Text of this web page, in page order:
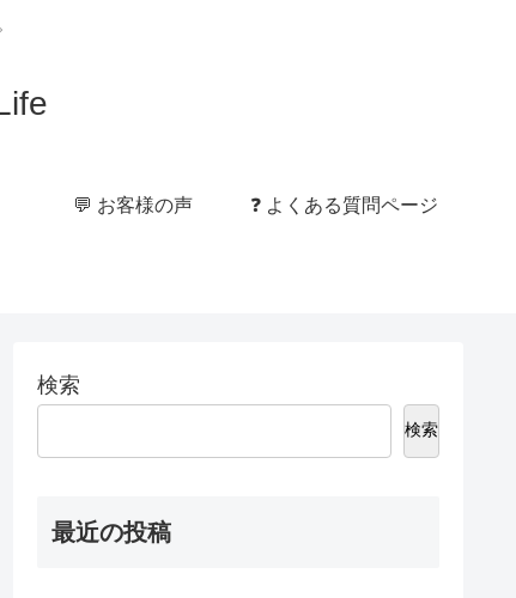
💬 お客様の声 ❓ よくある質問ページ
検索
検索
最近の投稿